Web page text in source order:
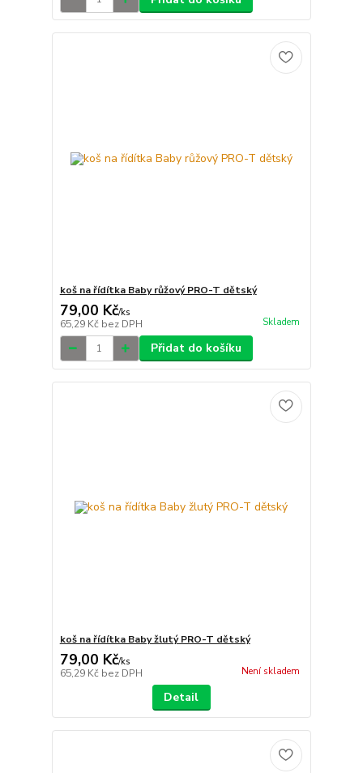
koš na řídítka Baby růžový PRO-T dětský
79,00 Kč/ks
65,29 Kč bez DPH Skladem
Přidat do košíku
koš na řídítka Baby žlutý PRO-T dětský
79,00 Kč/ks
65,29 Kč bez DPH Není skladem
Detail